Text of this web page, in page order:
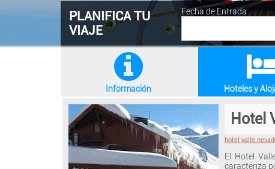
PLANIFICA TU
VIAJE
Fecha de Entrada
Información Hoteles y
Hotel
hotel valle
El Hotel
caracteriza